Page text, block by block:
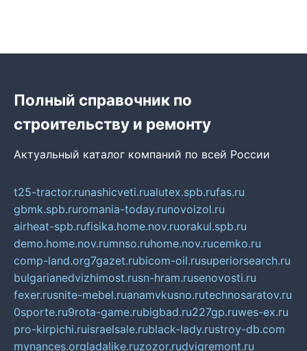
Полный справочник по
строительству и ремонту
Актуальный каталог компаний по всей России
t25-tractor.runashicveti.rualutex.spb.rufas.ru
gbmk.spb.ruromania-today.runovoizol.ru
airheat-spb.rufisika.home.nov.ruorakul.spb.ru
demo.home.nov.rumnso.ruhome.nov.rucemko.ru
comp-land.org7gazet.rubicom-oil.rusuperiorsearch.ru
bulgarianedvizhimost.rusn-hram.rusenovosti.ru
fexer.rusnite-mebel.ruanamvkusno.rutechnosaratov.ru
0sporte.ru9rota-game.rubigbad.ru227gp.ruwes-ex.ru
pro-kirpichi.ruisraelsale.rublack-lady.rustroy-db.com
mynances.orgladalike.ruzozor.rudvigremont.ru